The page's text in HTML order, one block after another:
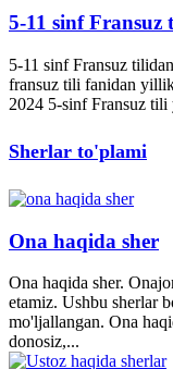
5-11 sinf
5-11 sinf Fransuz
fransuz tili fanidan
2024 5-sinf Fransuz
Sherlar to'plami
Ona haqida sher
Ona haqida sher.
etamiz. Ushbu sherlar
mo'ljallangan. Ona
donosiz,...